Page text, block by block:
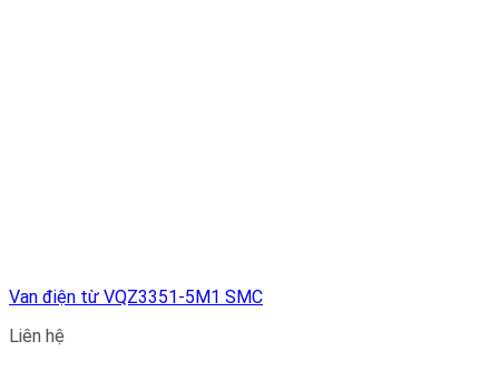
Van điện từ VQZ3351-5M1 SMC
Liên hệ